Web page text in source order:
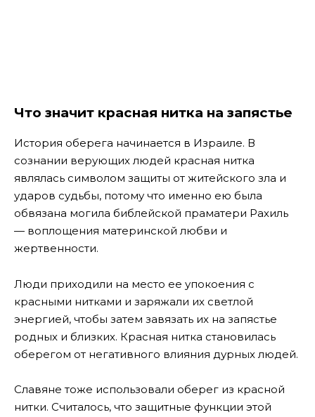
Что значит красная нитка на запястье
История оберега начинается в Израиле. В
сознании верующих людей красная нитка
являлась символом защиты от житейского зла и
ударов судьбы, потому что именно ею была
обвязана могила библейской праматери Рахиль
— воплощения материнской любви и
жертвенности.
Люди приходили на место ее упокоения с
красными нитками и заряжали их светлой
энергией, чтобы затем завязать их на запястье
родных и близких. Красная нитка становилась
оберегом от негативного влияния дурных людей.
Славяне тоже использовали оберег из красной
нитки. Считалось, что защитные функции этой